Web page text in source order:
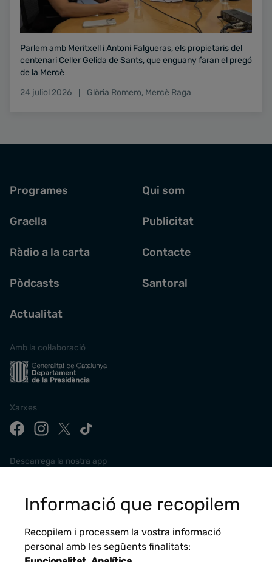
Parlem amb Meritxell i Antoni Falgueras, els propietaris del
centenari Celler Gelida de Sants, que enguany faran el pregó
de la Mercè
24 juliol 2026
Glòria Romero, Mercè Raga
Programes
Graella
Ràdio a la carta
Pòdcasts
Actualitat
Qui som
Publicitat
Contacte
Santoral
Amb la col·laboració
Xarxes
Descarrega la nostra app
Informació que recopilem
Recopilem i processem la vostra informació
personal amb les següents finalitats: